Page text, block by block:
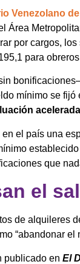
Venezolano
Área
por cargos,
para
mínimo se
el país una
que
el
de alquileres
“abandonar el
publicado en El